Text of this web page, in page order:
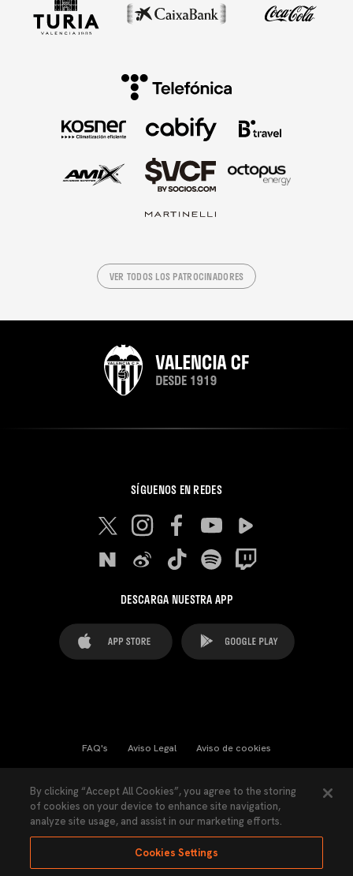
VER TODOS LOS PATROCINADORES
SÍGUENOS EN REDES
DESCARGA NUESTRA APP
FAQ's Aviso Legal Aviso de cookies
Ley Transparencia Política de Privacidad
Accesibilidad
By clicking “Accept All Cookies”, you agree to the storing
of cookies on your device to enhance site navigation,
analyze site usage, and assist in our marketing efforts.
Cookies Settings